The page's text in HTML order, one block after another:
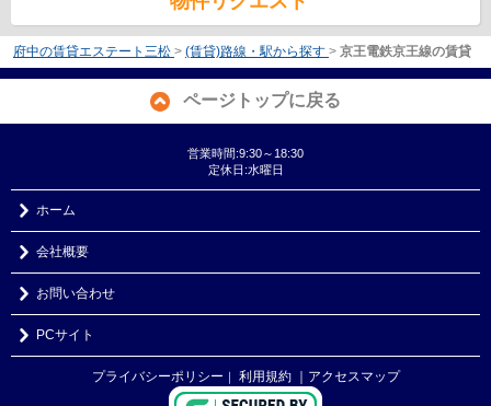
府中の賃貸エステート三松 > (賃貸)路線・駅から探す > 京王電鉄京王線の賃貸
ページトップに戻る
営業時間:9:30～18:30
定休日:水曜日
ホーム
会社概要
お問い合わせ
PCサイト
プライバシーポリシー ｜ 利用規約 ｜アクセスマップ